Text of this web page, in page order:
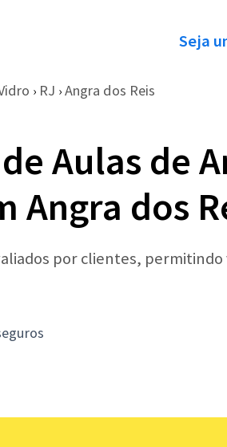
Seja
› RJ › Angra dos Reis
Aulas de
Angra dos
por clientes, permitindo